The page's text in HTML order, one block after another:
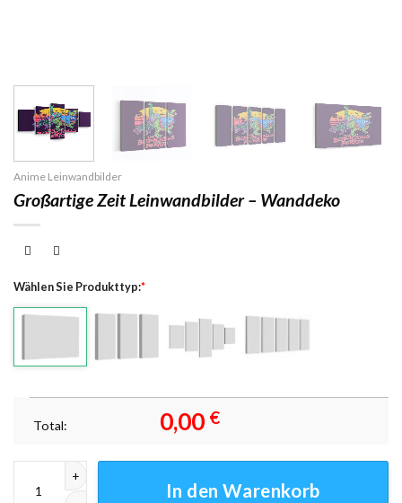
Anime Leinwandbilder
Großartige Zeit Leinwandbilder – Wanddeko
Wählen Sie Produkttyp:*
Total: 0,00 €
In den Warenkorb